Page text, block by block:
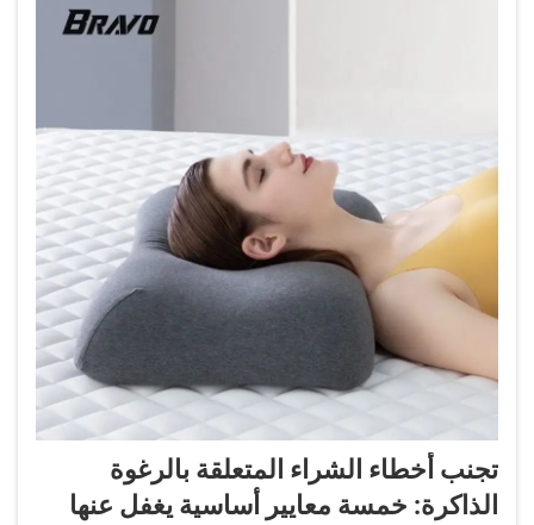
تجنب أخطاء الشراء المتعلقة بالرغوة
الذاكرة: خمسة معايير أساسية يغفل عنها